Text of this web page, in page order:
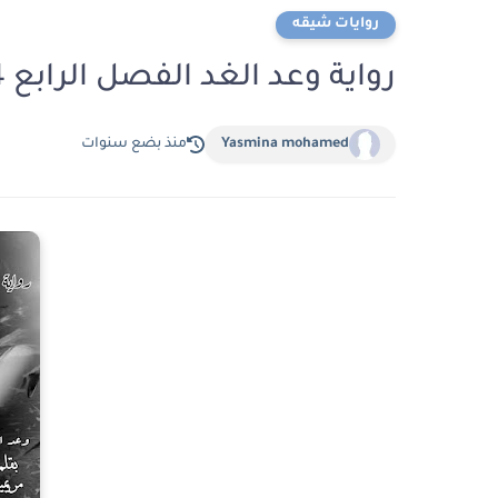
روايات شيقه
رواية وعد الغد الفصل الرابع 4 والاخير بقلم مريومة
Yasmina mohamed منذ بضع سنوات